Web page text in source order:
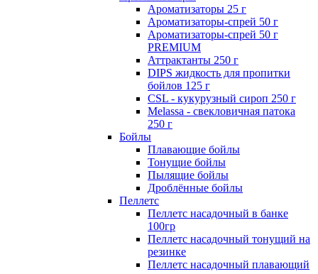
Ароматизаторы 25 г
Ароматизаторы-спрей 50 г
Ароматизаторы-спрей 50 г
PREMIUM
Аттрактанты 250 г
DIPS жидкость для пропитки
бойлов 125 г
CSL - кукурузный сироп 250 г
Melassa - свекловичная патока
250 г
Бойлы
Плавающие бойлы
Тонущие бойлы
Пылящие бойлы
Дроблённые бойлы
Пеллетс
Пеллетс насадочный в банке
100гр
Пеллетс насадочный тонущий на
резинке
Пеллетс насадочный плавающий